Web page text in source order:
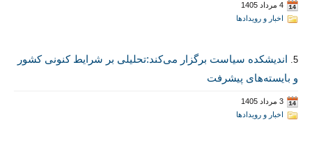
4 مرداد 1405
اخبار و رویدادها
5.
اندیشکده سیاست برگزار می‌کند:تحلیلی بر شرایط کنونی کشور
و بایسته‌های پیشرفت
3 مرداد 1405
اخبار و رویدادها